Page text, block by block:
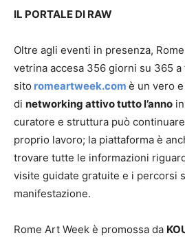
IL PORTALE DI RAW
Oltre agli eventi in presenza,
vetrina accesa 356 giorni su 365
sito romeartweek.com è un vero
di networking attivo tutto l’anno
curatore e struttura può
proprio lavoro; la piattaforma è
trovare tutte le informazioni
visite guidate gratuite e i percorsi
manifestazione.
Rome Art Week è promossa da